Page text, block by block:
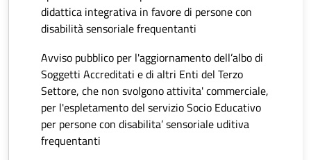
didattica integrativa in favore di persone con
disabilità sensoriale frequentanti
Avviso pubblico per l'aggiornamento dell’albo di
Soggetti Accreditati e di altri Enti del Terzo
Settore, che non svolgono attivita' commerciale,
per l'espletamento del servizio Socio Educativo
per persone con disabilita’ sensoriale uditiva
frequentanti